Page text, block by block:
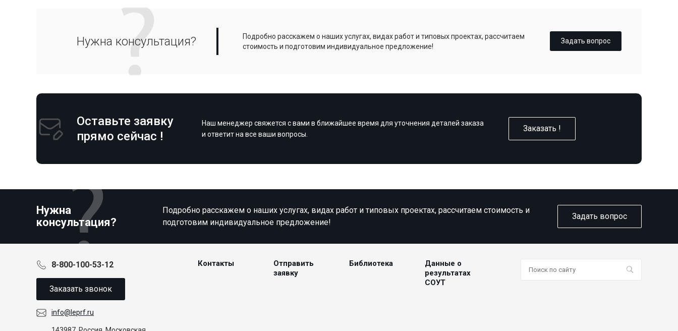
Нужна консультация?
Подробно расскажем о наших услугах, видах работ и типовых проектах, рассчитаем
стоимость и подготовим индивидуальное предложение!
Задать вопрос
Оставьте заявку
прямо сейчас !
Наш менеджер свяжется с вами в ближайшее время для уточнения деталей заказа
и ответит на все ваши вопросы.
Заказать !
Нужна
консультация?
Подробно расскажем о наших услугах, видах работ и типовых проектах, рассчитаем стоимость и
подготовим индивидуальное предложение!
Задать вопрос
8-800-100-53-12
Заказать звонок
info@leprf.ru
Контакты
Отправить
заявку
Библиотека
Данные о
результатах
СОУТ